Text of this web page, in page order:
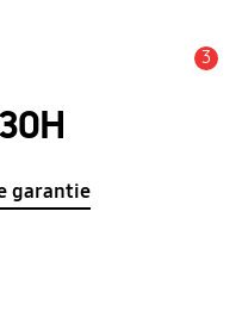
3
garantie